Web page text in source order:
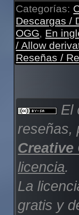
Categorías:
Descargas /
OGG
En
/ Allow
Reseñas /
El
reseñas,
Creative
licencia.
La
gratis y